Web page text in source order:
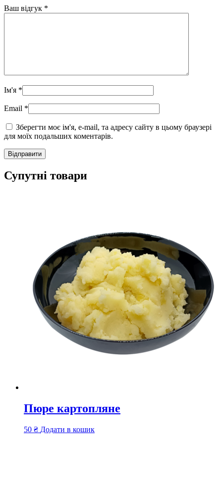
Ваш відгук *
Ім'я *
Email *
Зберегти моє ім'я, e-mail, та адресу сайту в цьому браузері
для моїх подальших коментарів.
Супутні товари
Пюре картопляне
50 ₴ Додати в кошик